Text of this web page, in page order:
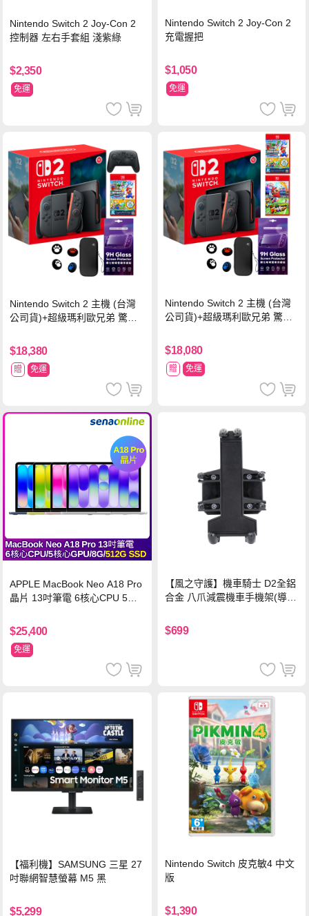
Nintendo Switch 2 Joy-Con 2
控制器 左右手套組 淺紫綠
$2,350
免運
Nintendo Switch 2 Joy-Con 2
充電握把
$1,050
免運
Nintendo Switch 2 主機 (台灣
公司貨)+超級瑪利歐兄弟 驚奇
器
$18,380
贈 免運
Nintendo Switch 2 主機 (台灣
公司貨)+超級瑪利歐兄弟 驚奇
球 狂熱 中文版
$18,080
贈 免運
APPLE MacBook Neo A18 Pro
晶片 13吋筆電 6核心CPU 5核
$25,400
免運
【風之守護】機車騎士 D2全鋁
合金 八爪減震機車手機架(導航
族)
$699
【福利機】SAMSUNG 三星 27
吋聯網智慧螢幕 M5 黑
$5,299
Nintendo Switch 皮克敏4 中文
版
$1,390